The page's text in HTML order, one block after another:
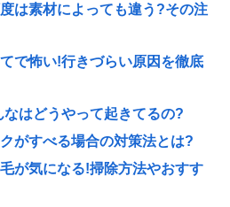
は素材によっても違う?その注
で怖い!行きづらい原因を徹底
はどうやって起きてるの?
がすべる場合の対策法とは?
が気になる!掃除方法やおすす